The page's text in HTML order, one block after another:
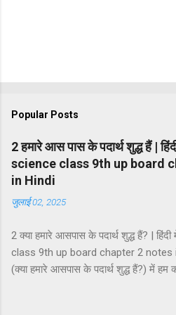
Popular Posts
2 हमारे आस पास के पदार्थ शुद्ध हैं |
science class 9th up board
in Hindi
जुलाई 02, 2025
2 क्या हमारे आसपास के पदार्थ शुद्ध हैं? |
class 9th up board chapter 2 notes in
(क्या हमारे आसपास के पदार्थ शुद्ध हैं?) में हम
मिश्रण की विशेषताएं विलयन विलायक